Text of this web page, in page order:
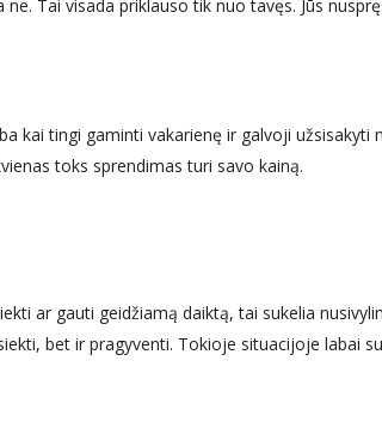
Tai visada priklauso tik nuo tavęs. Jūs
kai tingi gaminti vakarienę ir galvoji užsisakyti
toks sprendimas turi savo kainą.
ar gauti geidžiamą daiktą, tai sukelia
bet ir pragyventi. Tokioje situacijoje labai